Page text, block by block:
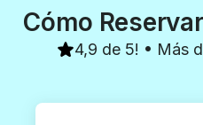
Cómo
4,9 de 5! • Más